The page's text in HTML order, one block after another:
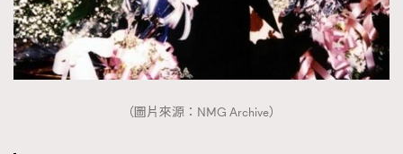
（圖片來源：NMG Archive）